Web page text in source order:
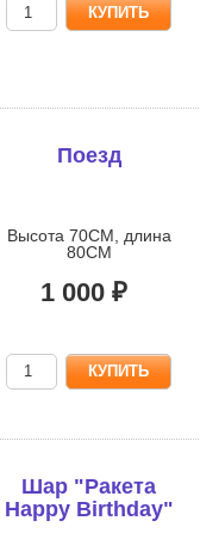
Поезд
Высота 70CM, длина
80CM
1 000 ₽
Шар "Ракета
Happy Birthday"